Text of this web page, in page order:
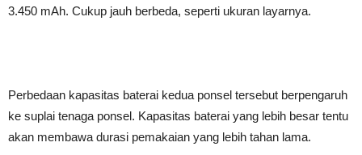
3.450 mAh. Cukup jauh berbeda, seperti ukuran layarnya.
Perbedaan kapasitas baterai kedua ponsel tersebut berpengaruh
ke suplai tenaga ponsel. Kapasitas baterai yang lebih besar tentu
akan membawa durasi pemakaian yang lebih tahan lama.